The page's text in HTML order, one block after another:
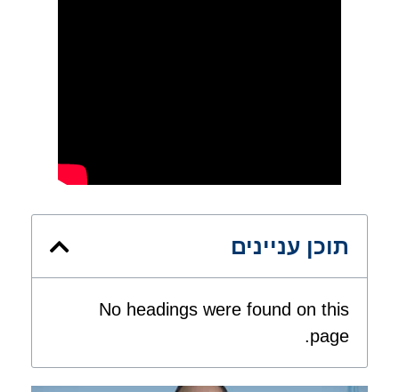
תוכן עניינים
No headings were found on this
page.